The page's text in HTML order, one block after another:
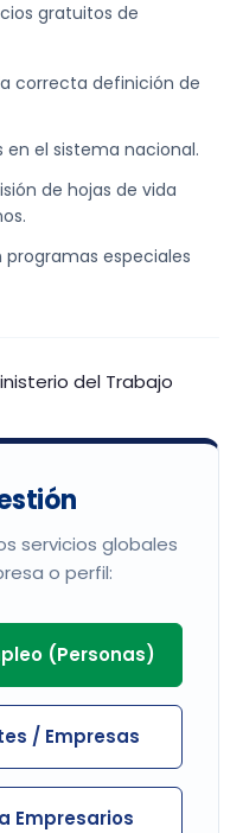
gratuitos de
correcta definición de
el sistema nacional.
de hojas de vida
especiales
servicios globales
o perfil:
(Personas)
/ Empresas
Empresarios